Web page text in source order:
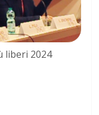
liberi 2024